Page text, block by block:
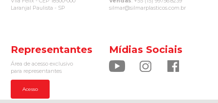
Laranjal Paulista - SP
silmar@silmarplasticos.com.br
Representantes
Área de acesso exclusivo
para representantes
Acesso
Mídias Sociais